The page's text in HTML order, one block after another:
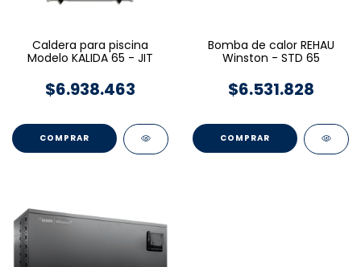
Caldera para piscina
Modelo KALIDA 65 - JIT
$6.938.463
Bomba de calor REHAU
Winston - STD 65
$6.531.828